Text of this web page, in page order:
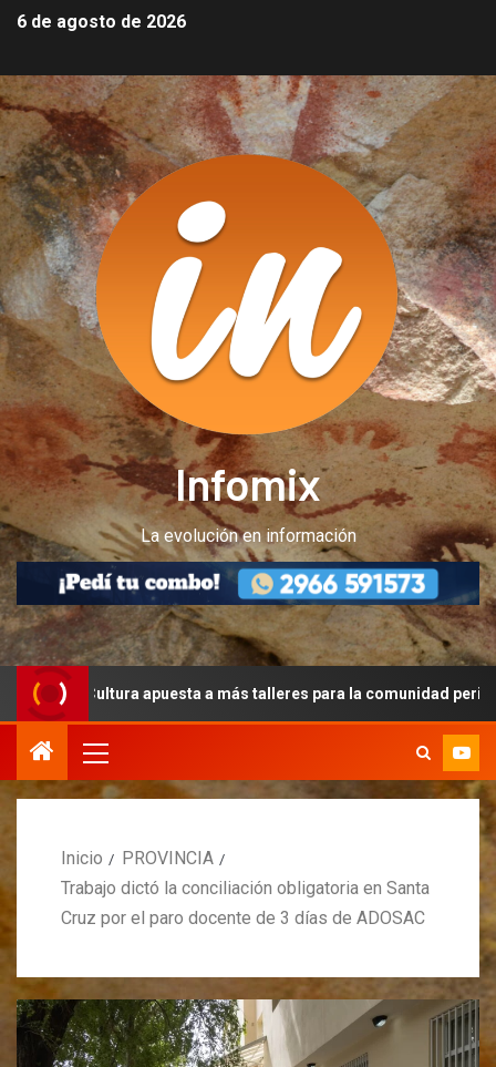
6 de agosto de 2026
Infomix
La evolución en información
apuesta a más talleres para la comunidad peritense
Inicio
PROVINCIA
Trabajo dictó la conciliación obligatoria en Santa
Cruz por el paro docente de 3 días de ADOSAC